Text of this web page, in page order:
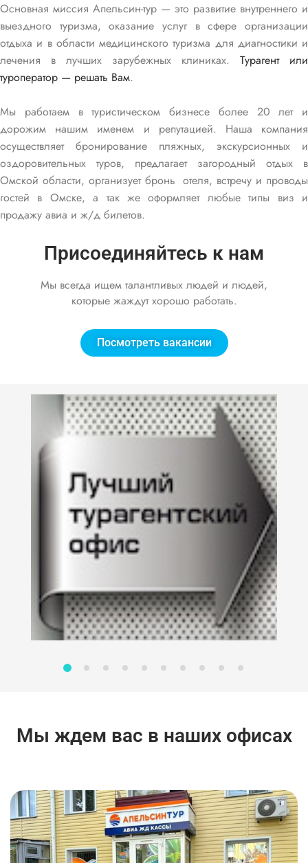
Основная миссия Апельсин-тур — это развитие внутреннего и
выездного туризма, оказание услуг в сфере организации
отдыха и в области медицинского туризма для диагностики и
лечения в лучших зарубежных клиниках. Турагент или
туроператор — решать Вам.
Мы работаем в туристическом бизнесе более 20 лет и
дорожим нашим именем и репутацией. Наша компания
осуществляет бронирование пляжных, экскурсионных и
оздоровительных туров, предлагает загородный отдых в
Омской области, организует бронь отеля, встречу и проводы
гостей в Омске, а так же оформляет любые типы виз и
продажу авиа и ж/д билетов.
Присоединяйтесь к нам
Мы всегда ищем талантливых людей и людей,
которые жаждут хорошо работать.
Посмотреть вакансии
Мы ждем вас в наших офисах